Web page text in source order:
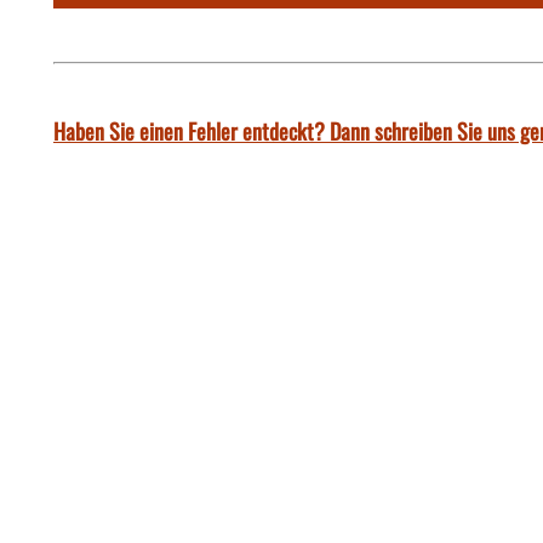
Haben Sie einen Fehler entdeckt? Dann schreiben Sie uns